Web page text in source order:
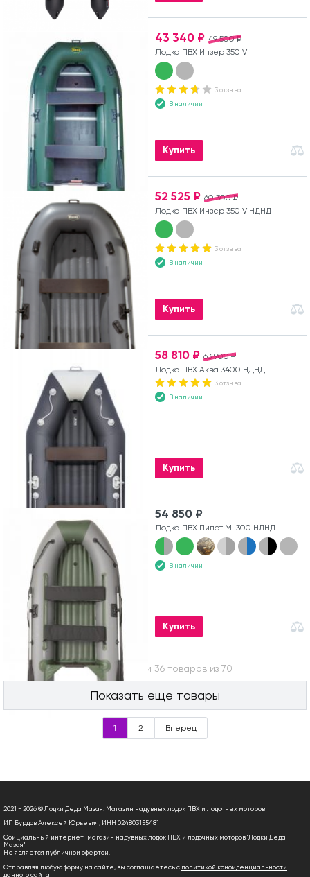
49 500 ₽
43 340 ₽
Лодка ПВХ Инзер 350 V
3 отзыва
В наличии
Купить
60 300 ₽
52 525 ₽
Лодка ПВХ Инзер 350 V НДНД
3 отзыва
В наличии
Купить
63 900 ₽
58 810 ₽
Лодка ПВХ Аква 3400 НДНД
3 отзыва
В наличии
Купить
54 850 ₽
Лодка ПВХ Пилот М-300 НДНД
В наличии
Купить
Вы посмотрели 36 товаров из 70
Показать еще товары
1 2 Вперед
2021 - 2026 © Лодки Деда Мазая. Магазин надувных лодок ПВХ и лодочных моторов
ИП Бурдов Алексей Юрьевич, ИНН 024803155481
Официальный интернет-магазин надувных лодок ПВХ и лодочных моторов "Лодки Деда
Мазая"
Не является публичной офертой.
Отправляя любую форму на сайте, вы соглашаетесь с политикой конфиденциальности
данного сайта